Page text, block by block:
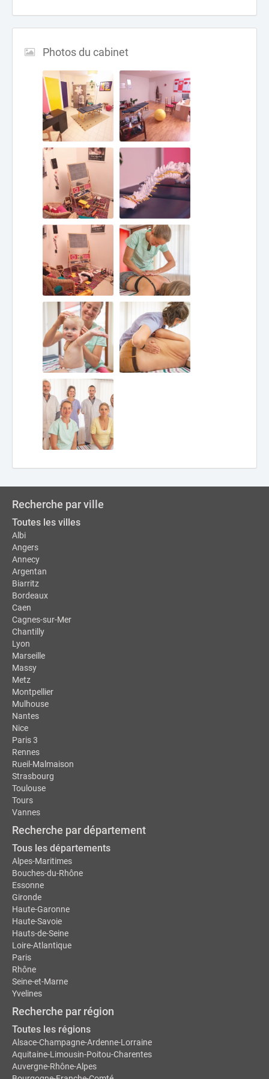
Photos du cabinet
Recherche par ville
Toutes les villes
Albi
Angers
Annecy
Argentan
Biarritz
Bordeaux
Caen
Cagnes-sur-Mer
Chantilly
Lyon
Marseille
Massy
Metz
Montpellier
Mulhouse
Nantes
Nice
Paris 3
Rennes
Rueil-Malmaison
Strasbourg
Toulouse
Tours
Vannes
Recherche par département
Tous les départements
Alpes-Maritimes
Bouches-du-Rhône
Essonne
Gironde
Haute-Garonne
Haute-Savoie
Hauts-de-Seine
Loire-Atlantique
Paris
Rhône
Seine-et-Marne
Yvelines
Recherche par région
Toutes les régions
Alsace-Champagne-Ardenne-Lorraine
Aquitaine-Limousin-Poitou-Charentes
Auvergne-Rhône-Alpes